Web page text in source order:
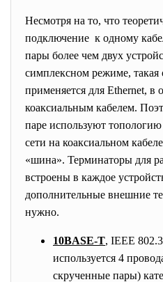
Несмотря на то, что
подключение к одному
пары более чем двух
симплексном режиме, такая
применяется для Ethernet, в
коаксиальным кабелем.
паре используют топологию
сети на коаксиальном
«шина». Терминаторы для
встроены в каждое
дополнительные внешние
нужно.
10BASE-T, IEEE
используется 4
скрученные пары)